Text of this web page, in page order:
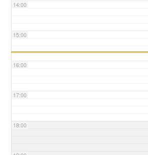
14:00
15:00
16:00
17:00
18:00